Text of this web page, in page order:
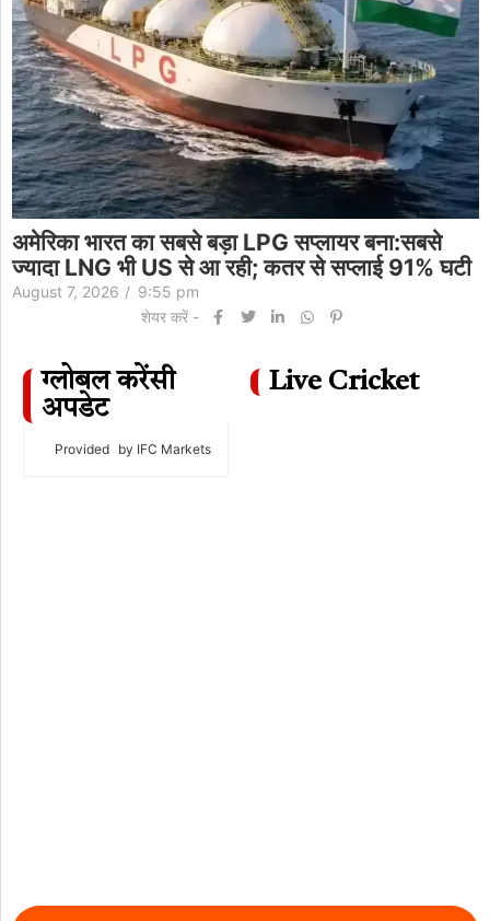
अमेरिका भारत का सबसे बड़ा LPG सप्लायर बना:सबसे
ज्यादा LNG भी US से आ रही; कतर से सप्लाई 91% घटी
August 7, 2026 / 9:55 pm
शेयर करें -
ग्लोबल करेंसी
अपडेट
Provided by IFC Markets
Live Cricket